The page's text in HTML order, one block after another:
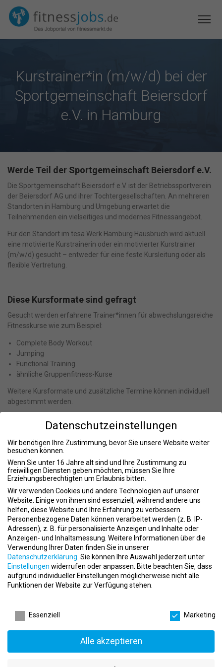
Kurstrainer*in (m/w/d) bei der
Sportgemeinschaft Beiersdorf
e.V. in Hamburg
Werde Teil der Sportgemeinschaft Beiersdorf e.V.
Die Sportgemeinschaft Beiersdorf e.V. ist der Betriebssportverein
der Beiersdorf AG und ihrer Tochtergesellschaften. An mehreren
Standorten in Hamburg und Umgebung erwartet die
Teilnehmenden ein vielseitiges und modernes Fitnessangebot.
Für den Standort im tesa Werk Hamburg Hausbruch wird aktuell
eine motivierte Kurstrainerin oder ein motivierter Kurstrainer
(m/w/d) gesucht – entweder für eine feste Kursleitung oder als
flexible Vertretung.
Diese Kursformate sind gefragt
Gesucht werden erfahrene Trainer*innen für abwechslungsreiche
Fitnesskurse wie zum Beispiel:
Complete Body Workout
Jumping
Functional Training
ähnliche Gruppenfitness-Kurse
Weitere Kursformate und zusätzliche Termine können individuell
abgestimmt werden.
Du verfügst über Erfahrung in der eigenständigen Planung und
Durchführung von Fitnesskursen und schaffst es,
Teilnehmer*innen zu motivieren und professionell anzuleiten?
Dann passt diese Position ideal zu Dir.
Wichtig sind außerdem:
eine qualifizierte Ausbildung oder entsprechende Erfahrung
Motivation und Zuverlässigkeit
Freude am Umgang mit Gruppen
selbstständiges Arbeiten
Das wird geboten
sich nach Qualifikation und Vorerfahrung und wird individuell
vereinbart.
Datenschutzeinstellungen
Wir benötigen Ihre Zustimmung, bevor Sie unsere Website weiter
besuchen können.
Wenn Sie unter 16 Jahre alt sind und Ihre Zustimmung zu
freiwilligen Diensten geben möchten, müssen Sie Ihre
Erziehungsberechtigten um Erlaubnis bitten.
Wir verwenden Cookies und andere Technologien auf unserer
Website. Einige von ihnen sind essenziell, während andere uns
helfen, diese Website und Ihre Erfahrung zu verbessern.
Personenbezogene Daten können verarbeitet werden (z. B. IP-
Adressen), z. B. für personalisierte Anzeigen und Inhalte oder
Anzeigen- und Inhaltsmessung. Weitere Informationen über die
Verwendung Ihrer Daten finden Sie in unserer
Datenschutzerklärung. Sie können Ihre Auswahl jederzeit unter
Einstellungen widerrufen oder anpassen. Bitte beachten Sie, dass
aufgrund individueller Einstellungen möglicherweise nicht alle
Funktionen der Website zur Verfügung stehen.
Essenziell
Marketing
Alle akzeptieren